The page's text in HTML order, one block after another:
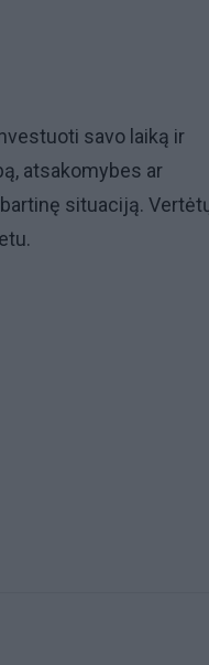
savo laiką ir
atsakomybes ar
situaciją.